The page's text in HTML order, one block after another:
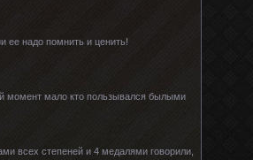
ее надо помнить и ценить!
момент мало кто пользывался былыми
всех степеней и 4 медалями говорили,